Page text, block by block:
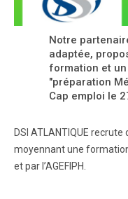
Notre
adaptée,
formation et un
"préparation
Cap emploi le
DSI ATLANTIQUE
moyennant une
et par l’AGEFIPH.